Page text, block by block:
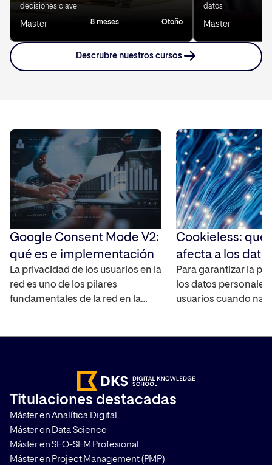
decisiones clave
Master 8 meses Otoño
datos
Master
Descrubre nuestros cursos
Google Consent Mode V2:
qué es e implementación
La privacidad de los usuarios en la
red es uno de los pilares
fundamentales de la red en la
sea imprescindible realizar una
correcta gestión del
consentimiento. Te contamos
qué es Google Consent Mode […]
Cookieless: qué
afecta a los
Para garantizar la
los datos personales
usuarios cuando
Titulaciones destacadas
Máster en Analítica Digital
Máster en Data Science
Máster en SEO-SEM Profesional
Máster en Project Management (PMP)